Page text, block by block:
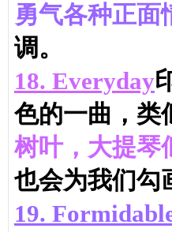
勇气各种正面
调。
18. Everyday
色的一曲，类
树叶，大提琴
也会为我们勾
19.